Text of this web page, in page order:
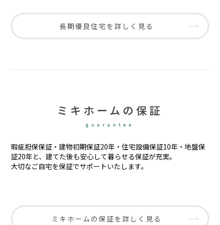
長期優良住宅を詳しく見る
ミキホームの保証
guarantee
瑕疵担保保証・建物初期保証20年・住宅設備保証10年・地盤保
証20年と、建てた後も安心して暮らせる保証が充実。
大切なご自宅を保証でサポートいたします。
ミキホームの保証を詳しく見る